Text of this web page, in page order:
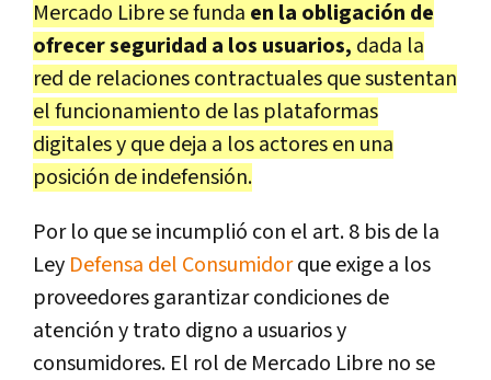
Mercado Libre se funda en la obligación de
ofrecer seguridad a los usuarios, dada la
red de relaciones contractuales que sustentan
el funcionamiento de las plataformas
digitales y que deja a los actores en una
posición de indefensión.
Por lo que se incumplió con el art. 8 bis de la
Ley Defensa del Consumidorque exige a los
proveedores garantizar condiciones de
atención y trato digno a usuarios y
consumidores. El rol de Mercado Libre no se